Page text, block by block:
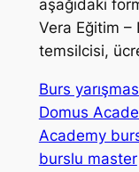
aşağıdaki
Vera Eğitim –
temsilcisi,
Burs
Domus
Academy
burslu master